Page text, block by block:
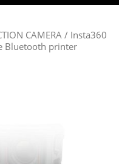
CAMERA / Insta360
Bluetooth printer